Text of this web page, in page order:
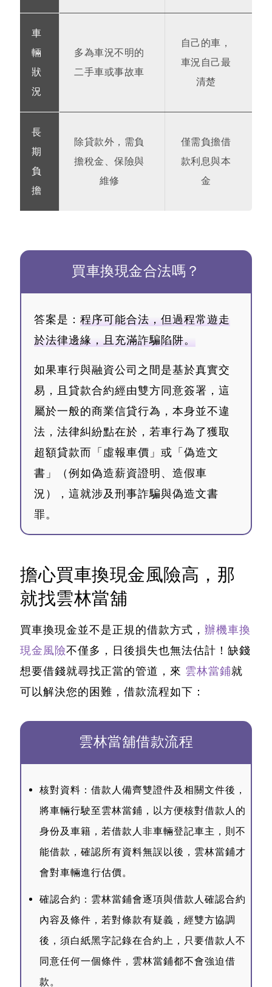
車
輛
狀
況
多為車況不明的
二手車或事故車
自己的車，
車況自己最
清楚
長
期
負
擔
除貸款外，需負
擔稅金、保險與
維修
僅需負擔借
款利息與本
金
買車換現金合法嗎？
答案是： 程序可能合法，但過程常遊走
於法律邊緣，且充滿詐騙陷阱。
如果車行與融資公司之間是基於真實交
易，且貸款合約經由雙方同意簽署，這
屬於一般的商業信貸行為，本身並不違
法，法律糾紛點在於，若車行為了獲取
超額貸款而「虛報車價」或「偽造文
書」（例如偽造薪資證明、造假車
況），這就涉及刑事詐騙與偽造文書
罪。
擔心買車換現金風險高，那
就找雲林當舖
買車換現金並不是正規的借款方式， 辦機車換
現金風險不僅多，日後損失也無法估計！ 缺錢
想要借錢就尋找正當的管道，來 雲林當鋪就
可以解決您的困難，借款流程如下：
雲林當舖借款流程
核對資料：借款人備齊雙證件及相關文件後，
將車輛行駛至雲林當鋪，以方便核對借款人的
身份及車籍，若借款人非車輛登記車主，則不
能借款，確認所有資料無誤以後，雲林當鋪才
會對車輛進行估價。
確認合約：雲林當鋪會逐項與借款人確認合約
內容及條件，若對條款有疑義，經雙方協調
後，須白紙黑字記錄在合約上，只要借款人不
同意任何一個條件，雲林當鋪都不會強迫借
款。